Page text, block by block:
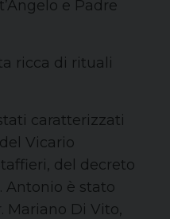
e Padre
ricca di rituali
caratterizzati
Vicario
del decreto
Antonio è stato
Mariano Di Vito,